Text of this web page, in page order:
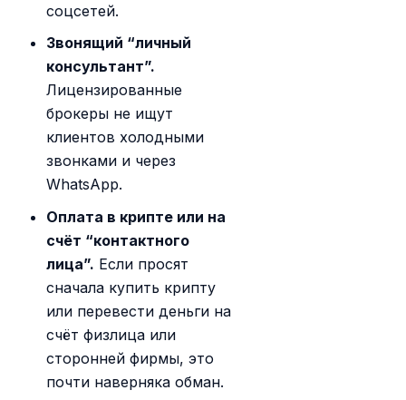
соцсетей.
Звонящий “личный
консультант”.
Лицензированные
брокеры не ищут
клиентов холодными
звонками и через
WhatsApp.
Оплата в крипте или на
счёт “контактного
лица”. Если просят
сначала купить крипту
или перевести деньги на
счёт физлица или
сторонней фирмы, это
почти наверняка обман.